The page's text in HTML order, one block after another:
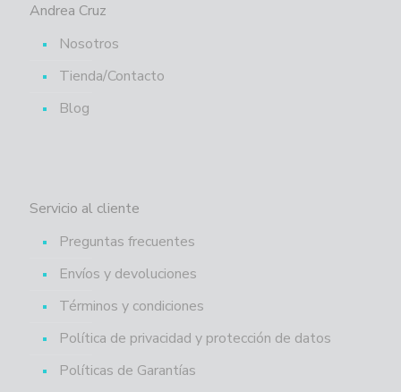
Andrea Cruz
Nosotros
Tienda/Contacto
Blog
Servicio al cliente
Preguntas frecuentes
Envíos y devoluciones
Términos y condiciones
Política de privacidad y protección de datos
Políticas de Garantías